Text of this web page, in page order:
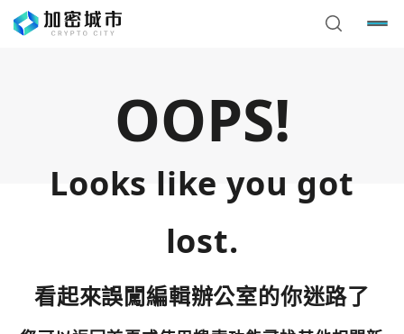
OOPS!
Looks like you got
lost.
看起來誤闖編輯辦公室的你迷路了